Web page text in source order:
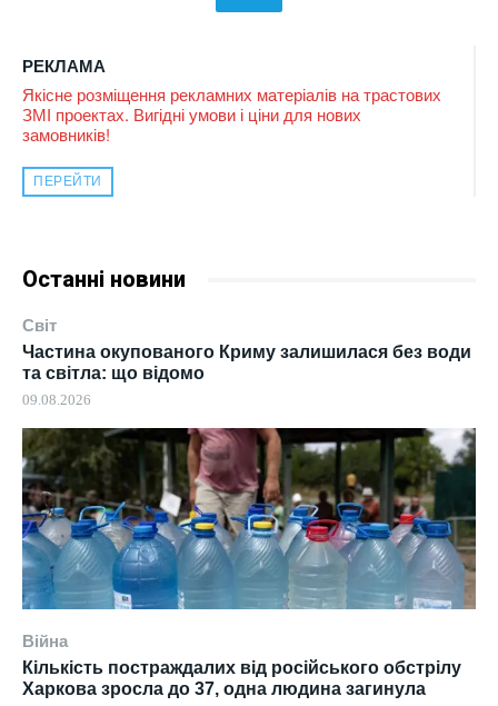
РЕКЛАМА
Якісне розміщення рекламних матеріалів на трастових
ЗМІ проектах. Вигідні умови і ціни для нових
замовників!
ПЕРЕЙТИ
Останні новини
Світ
Частина окупованого Криму залишилася без води
та світла: що відомо
09.08.2026
Війна
Кількість постраждалих від російського обстрілу
Харкова зросла до 37, одна людина загинула